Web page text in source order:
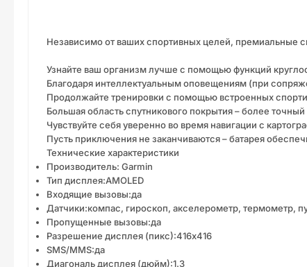
Независимо от ваших спортивных целей, премиальные
Узнайте ваш организм лучше с помощью функций
Благодаря интеллектуальным оповещениям (при
Продолжайте тренировки с помощью встроенных
Большая область спутникового покрытия – более
Чувствуйте себя уверенно во время навигации с
Пусть приключения не заканчиваются – батарея
Технические характеристики
Производитель: Garmin
Тип дисплея:AMOLED
Входящие вызовы:да
Датчики:компас, гироскоп, акселерометр, термометр,
Пропущенные вызовы:да
Разрешение дисплея (пикс):416х416
SMS/MMS:да
Диагональ дисплея (дюйм):1.3